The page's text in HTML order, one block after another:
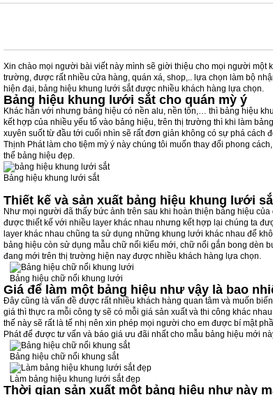
Xin chào mọi người bài viết này mình sẽ giời thiệu cho mọi người một
trường, được rất nhiều cửa hàng, quán xá, shop,.. lựa chọn làm bộ
hiện đại, bảng hiệu khung lưới sắt được nhiều khách hàng lựa chọn.
Bảng hiệu khung lưới sắt cho quán mỳ ý
Khác hẳn với nhưng bảng hiệu có nền alu, nền tôn,… thì bảng hiệu
kết hợp của nhiều yếu tố vào bảng hiệu, trên thị trường thì khi làm
xuyên suốt từ đầu tới cuối nhìn sẽ rất đơn giản không có sự phá cách
Thịnh Phát làm cho tiệm mỳ ý này chúng tôi muốn thay đổi phong
thể bảng hiệu đẹp.
Bảng hiệu khung lưới sắt
Thiết kế và sản xuất bảng hiệu khung lưới
Như mọi người đã thấy bức ảnh trên sau khi hoàn thiện bảng hiệu
được thiết kế với nhiều layer khác nhau nhưng kết hợp lại chúng ta
layer khác nhau chũng ta sử dụng những khung lưới khác nhau để
bảng hiệu còn sử dụng mẫu chữ nổi kiểu mới, chữ nổi gắn bong dèn
đang mới trên thị trường hiện nay được nhiều khách hàng lựa chọn.
Bảng hiệu chữ nổi khung lưới
Giá để làm một bảng hiệu như vậy là bao
Đây cũng là vấn đề được rất nhiều khách hàng quan tâm và muốn
giá thì thực ra mỗi công ty sẽ có mỗi giá sản xuất và thi công khác
thế này sẽ rất là tế nhị nên xin phép mọi người cho em được bí mật
Phát để được tư vấn và báo giá ưu đãi nhất cho mẫu bảng hiệu mới
Bảng hiệu chữ nổi khung sắt
Làm bảng hiệu khung lưới sắt đẹp
Thời gian sản xuất một bảng hiệu như này